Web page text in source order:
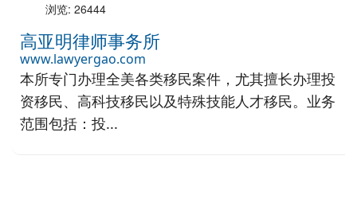
浏览: 26444
高亚明律师事务所
www.lawyergao.com
本所专门办理全美各类移民案件，尤其擅长办理投
资移民、高科技移民以及特殊技能人才移民。业务
范围包括：投...